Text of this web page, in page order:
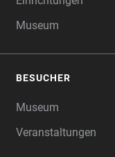
Museum
BESUCHER
Museum
Veranstaltungen